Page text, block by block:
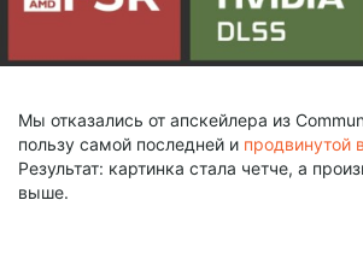
Мы отказались от апскейлера из
пользу самой последней и продвинутой
Результат: картинка стала четче, а
выше.